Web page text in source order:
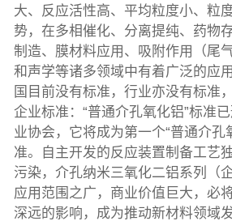
大、反应活性高、平均粒度小、粒
势，在多相催化、分离提纯、药物
制造、膜材料应用、吸附作用（尾
和声学等诸多领域中有着广泛的应
国目前没有标准，行业亦没有标准
企业标准：“普通介孔氧化铝”标准
业协会，它将成为第一个“普通介孔
准。自主开发的反应装置制备工艺
污染，介孔纳米三氧化二铝系列（
应用范围之广，商业价值巨大，必
深远的影响，成为推动新材料领域